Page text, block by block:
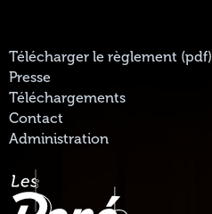
Télécharger le règlement (pdf)
Presse
Téléchargements
Contact
Administration